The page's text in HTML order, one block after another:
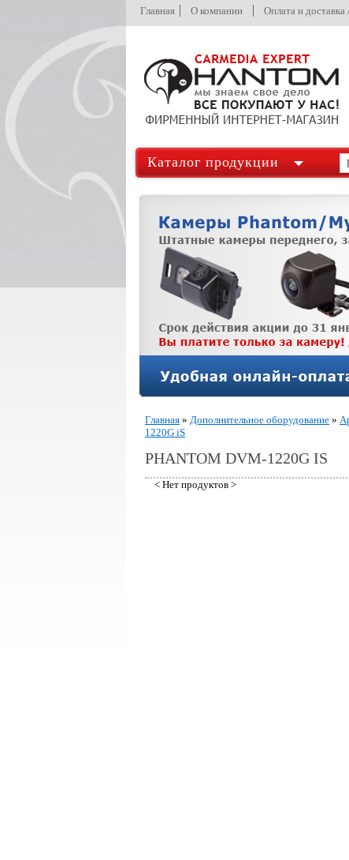
Главная О компании Оплата и доставка
Каталог продукции
Главная » Дополнительное оборудование »
1220G iS
PHANTOM DVM-1220G IS
< Нет продуктов >